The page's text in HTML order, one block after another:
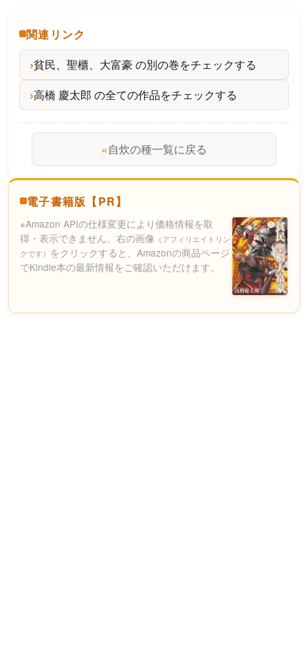
関連リンク
貧民、聖櫃、大富豪 の別の巻をチェックする
高橋 慶太郎 の全ての作品をチェックする
«自炊の種一覧に戻る
電子書籍版【PR】
※Amazon APIの仕様変更により価格情報を取
得・表示できません。右の画像 （アフィリエイトリン
クです） をクリックすると、Amazonの商品ページ
でKindle本の最新情報をご確認いただけます。